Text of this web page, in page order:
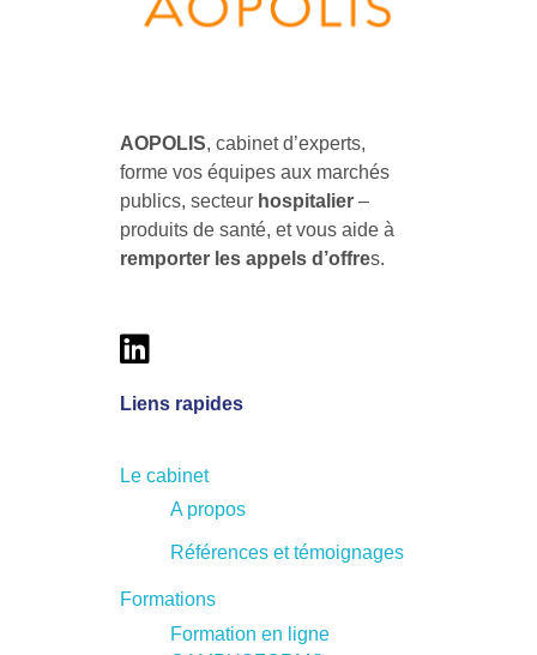
AOPOLIS, cabinet d’experts,
forme vos équipes aux marchés
publics, secteur hospitalier –
produits de santé, et vous aide à
remporter les appels d’offres.
Liens rapides
Le cabinet
A propos
Références et témoignages
Formations
Formation en ligne